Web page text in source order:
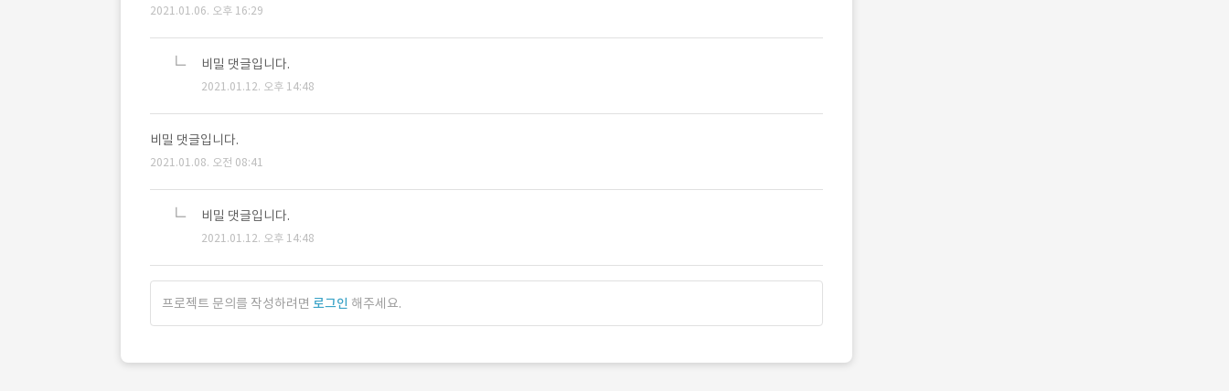
2021.01.06. 오후 16:29
비밀 댓글입니다.
2021.01.12. 오후 14:48
비밀 댓글입니다.
2021.01.08. 오전 08:41
비밀 댓글입니다.
2021.01.12. 오후 14:48
프로젝트 문의를 작성하려면 로그인 해주세요.